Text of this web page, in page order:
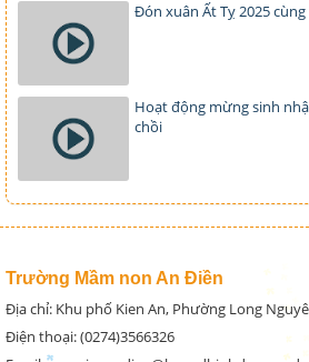
Đón xuân Ất Tỵ 2025
Hoạt động mừng sinh
chồi
Trường Mầm non An Điền
Địa chỉ: Khu phố Kien An, Phường Long
Điện thoại: (0274)3566326